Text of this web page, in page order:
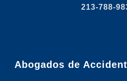
213-788-
Abogados de